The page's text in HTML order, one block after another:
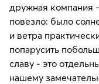
дружная компания
повезло: было
и ветра
попарусить
славу - это
нашему